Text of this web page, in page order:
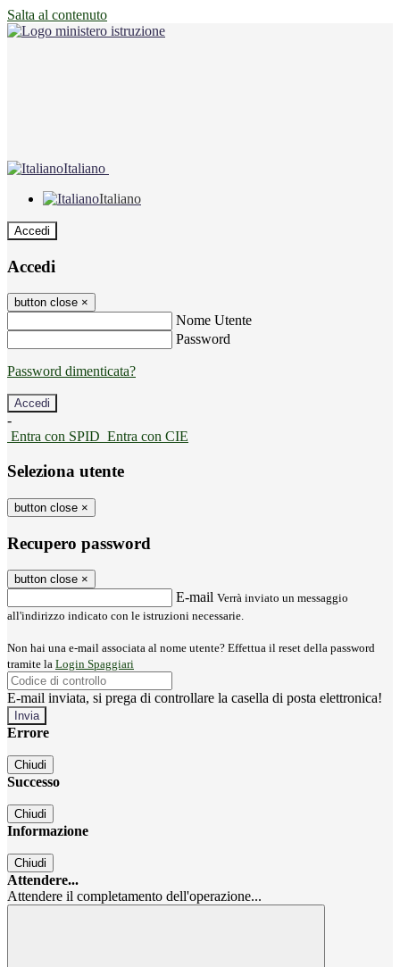
Salta al contenuto
Italiano
Italiano
Accedi
Accedi
button close ×
Nome Utente
Password
Password dimenticata?
-
Entra con SPID Entra con CIE
Seleziona utente
button close ×
Recupero password
button close ×
E-mail Verrà inviato un messaggio
all'indirizzo indicato con le istruzioni necessarie.
Non hai una e-mail associata al nome utente? Effettua il reset della password
tramite la Login Spaggiari
E-mail inviata, si prega di controllare la casella di posta elettronica!
Errore
Chiudi
Successo
Chiudi
Informazione
Chiudi
Attendere...
Attendere il completamento dell'operazione...